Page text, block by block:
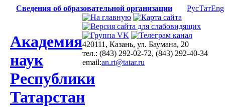
Сведения об образовательной организации РусТатEng
Академия
наук
Республики
Татарстан
420111, Казань, ул. Баумана, 20
тел.: (843) 292-02-72, (843) 292-40-34
email:an.rt@tatar.ru